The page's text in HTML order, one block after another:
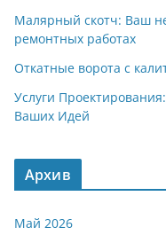
Малярный скотч: Ваш
ремонтных работах
Откатные ворота с
Услуги
Ваших Идей
Архив
Май 2026